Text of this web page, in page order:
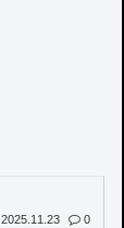
2025.11.23
0